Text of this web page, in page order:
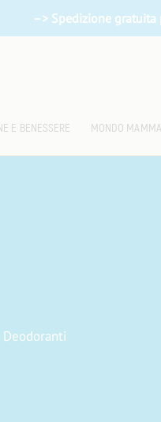
–> Spedizione
E BENESSERE MONDO
Deodoranti